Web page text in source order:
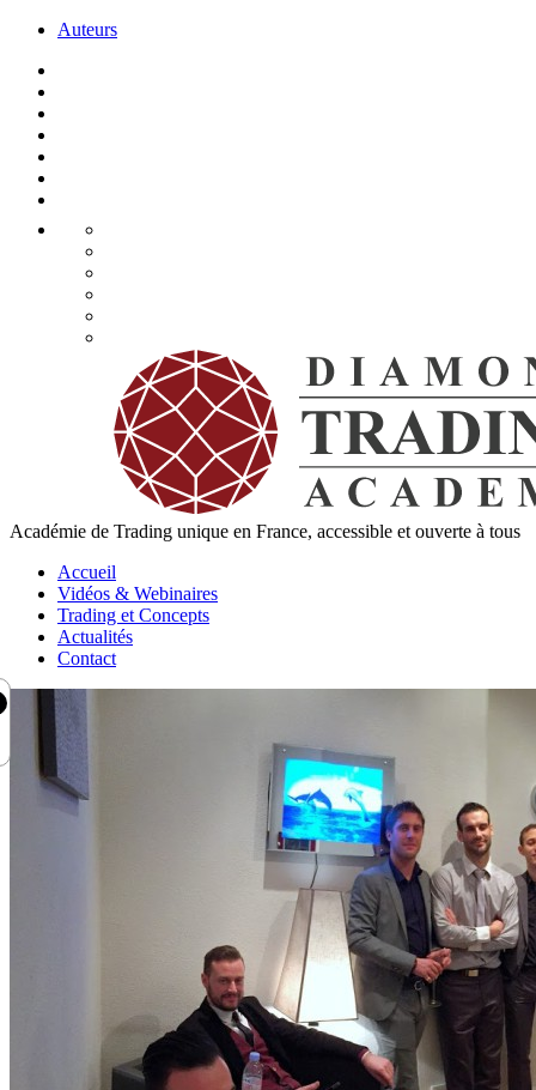
Auteurs
Académie de Trading unique en France, accessible et ouverte à tous
Accueil
Vidéos & Webinaires
Trading et Concepts
Actualités
Contact